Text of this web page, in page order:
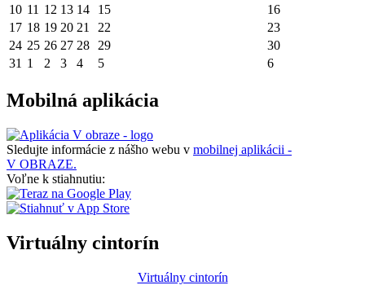
10 11 12 13 14 15
16
17 18 19 20 21 22
23
24 25 26 27 28 29
30
31 1 2 3 4 5 6
Mobilná aplikácia
Sledujte informácie z nášho webu v mobilnej aplikácii -
V OBRAZE.
Voľne k stiahnutiu:
Virtuálny cintorín
Virtuálny cintorín